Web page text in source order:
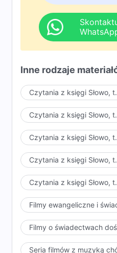
ciałem po to, aby
powodu nie
powinien wykonać,
staje się ciałem,
służby i wykonywaniu
Kiedy nadejdzie czas,
końca, a nikt nie będzie
ukończy swoje dzieło,
to dużo czasu, aby
Innymi słowy, dzieło
wykonuje wcielone
Jego ciała zostanie
otworzył drogę a
dzieła, a następnie
Dlatego człowiek
etapie przez Boga, który
jakie jest dzieło, które
stawianych
Inne rodzaje
Czytania z księgi Słowo,
Czytania z księgi Słowo,
Czytania z księgi Słowo,
Czytania z księgi Słowo,
Czytania z księgi Słowo,
Filmy ewangeliczne i
Filmy o świadectwach
Seria filmów z muzyką